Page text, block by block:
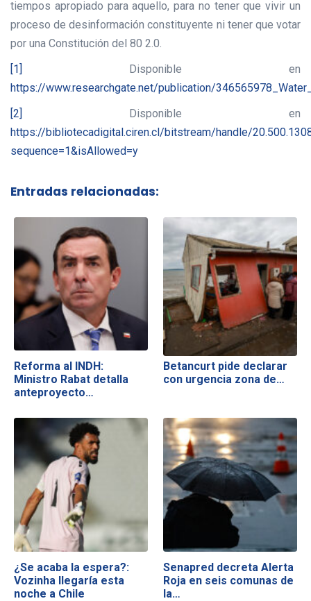
tiempos apropiado para aquello, para no tener que vivir un
proceso de desinformación constituyente ni tener que votar
por una Constitución del 80 2.0.
[1]
Disponible en
https://www.researchgate.net/publication/
[2]
Disponible en
https://bibliotecadigital.ciren.cl/bitstream/handle/
sequence=1&isAllowed=y
Entradas relacionadas:
Reforma al INDH:
Ministro Rabat detalla
anteproyecto…
Betancurt pide declarar
con urgencia zona de…
¿Se acaba la espera?:
Vozinha llegaría esta
noche a Chile
Senapred decreta Alerta
Roja en seis comunas de
la…